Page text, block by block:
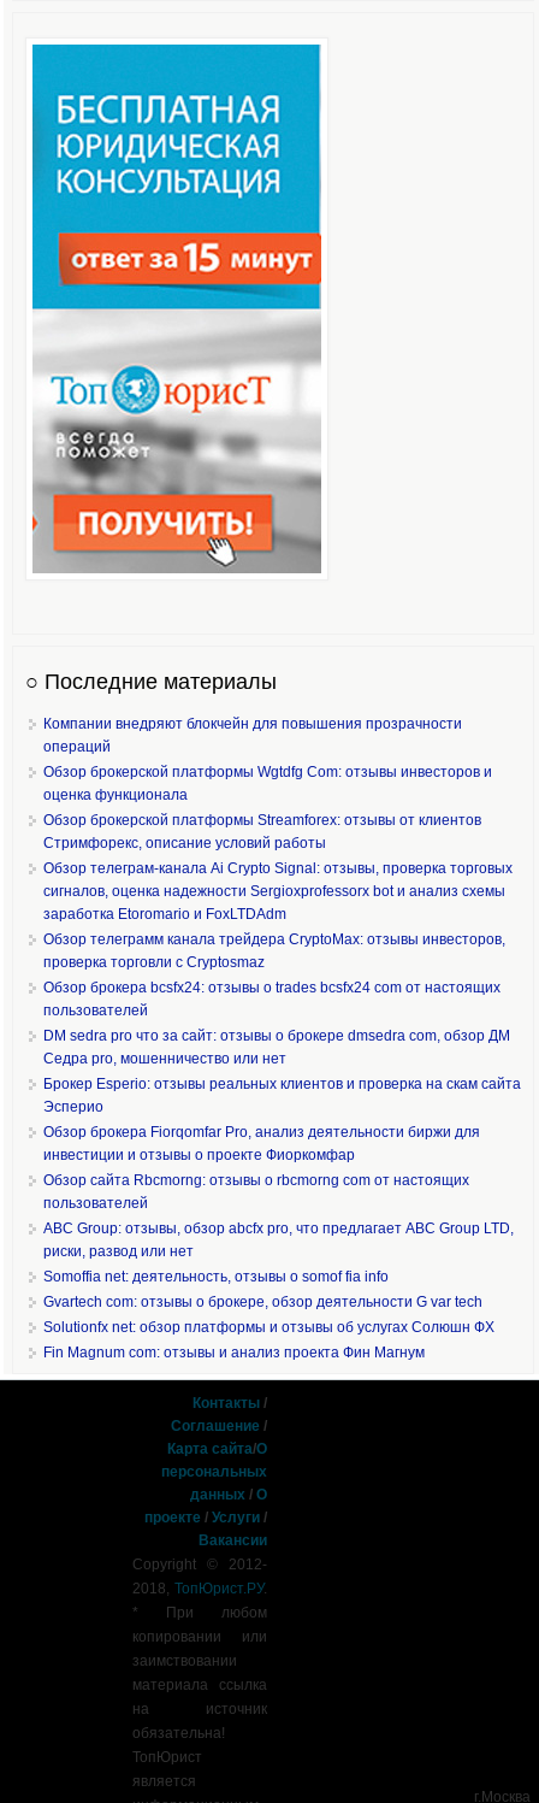
○ Последние материалы
Компании внедряют блокчейн для повышения прозрачности
операций
Обзор брокерской платформы Wgtdfg Com: отзывы инвесторов и
оценка функционала
Обзор брокерской платформы Streamforex: отзывы от клиентов
Стримфорекс, описание условий работы
Обзор телеграм-канала Ai Crypto Signal: отзывы, проверка торговых
сигналов, оценка надежности Sergioxprofessorx bot и анализ схемы
заработка Etoromario и FoxLTDAdm
Обзор телеграмм канала трейдера CryptoMax: отзывы инвесторов,
проверка торговли с Cryptosmaz
Обзор брокера bcsfx24: отзывы о trades bcsfx24 com от настоящих
пользователей
DM sedra pro что за сайт: отзывы о брокере dmsedra com, обзор ДМ
Седра pro, мошенничество или нет
Брокер Esperio: отзывы реальных клиентов и проверка на скам сайта
Эсперио
Обзор брокера Fiorqomfar Pro, анализ деятельности биржи для
инвестиции и отзывы о проекте Фиоркомфар
Обзор сайта Rbcmorng: отзывы о rbcmorng com от настоящих
пользователей
ABC Group: отзывы, обзор abcfx pro, что предлагает ABC Group LTD,
риски, развод или нет
Somoffia net: деятельность, отзывы о somof fia info
Gvartech com: отзывы о брокере, обзор деятельности G var tech
Solutionfx net: обзор платформы и отзывы об услугах Солюшн ФХ
Fin Magnum com: отзывы и анализ проекта Фин Магнум
Контакты /
Соглашение /
Карта сайта/О
персональных
данных /О
проекте /Услуги /
Вакансии
Copyright © 2012-
2018,ТопЮрист.РУ.
* При любом
копировании или
заимствовании
материала ссылка
на источник
обязательна!
ТопЮрист
является
г.Москва